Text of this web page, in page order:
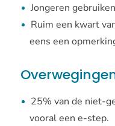
Jongeren
Ruim een kwart
eens een
25% van de niet-
vooral een e-step.